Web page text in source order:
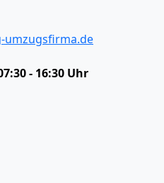
umzugsfirma.de
- 16:30 Uhr